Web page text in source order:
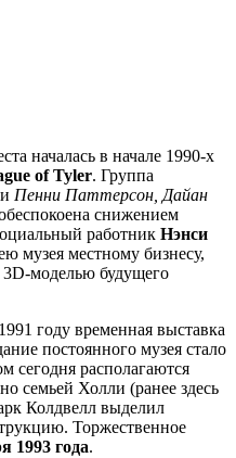
началась в начале 1990-х
of Tyler. Группа
Пенни Паттерсон, Дайан
снижением
работник Нэнси
музея местному бизнесу,
3D-моделью будущего
году временная выставка
постоянного музея стало
сегодня располагаются
семьей Холли (ранее здесь
Колдвелл выделил
Торжественное
1993 года.